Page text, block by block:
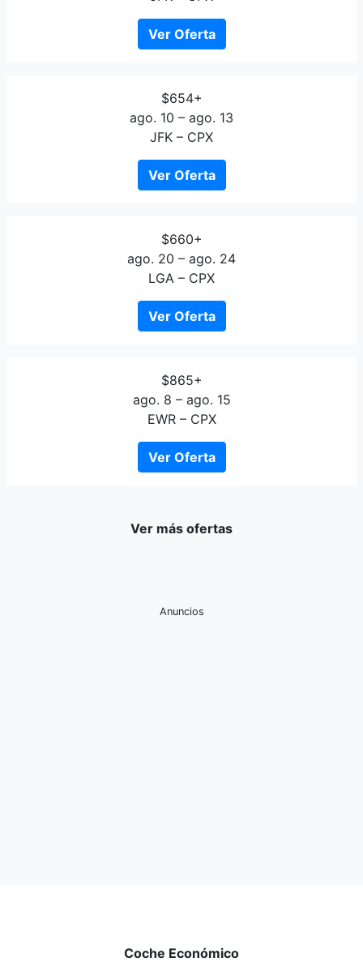
Ver Oferta
$654+
ago. 10 – ago. 13
JFK – CPX
Ver Oferta
$660+
ago. 20 – ago. 24
LGA – CPX
Ver Oferta
$865+
ago. 8 – ago. 15
EWR – CPX
Ver Oferta
Ver más ofertas
Anuncios
Coche Económico